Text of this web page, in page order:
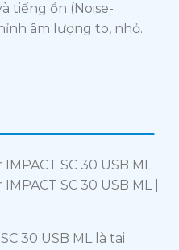
tiếng ồn (Noise-
âm lượng to, nhỏ.
SC 30 USB ML
SC 30 USB ML |
30 USB ML là tai